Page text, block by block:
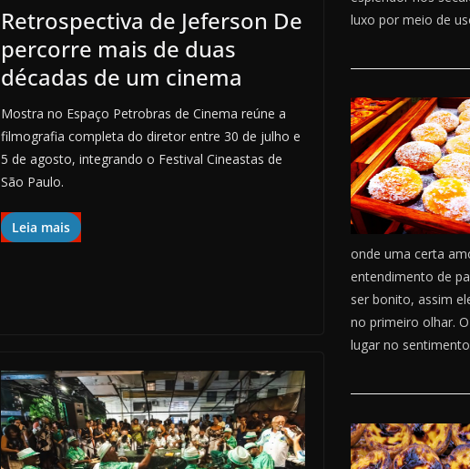
Retrospectiva de Jeferson De
percorre mais de duas
décadas de um cinema
Mostra no Espaço Petrobras de Cinema reúne a
filmografia completa do diretor entre 30 de julho e
5 de agosto, integrando o Festival Cineastas de
São Paulo.
Leia mais
luxo por meio de
onde uma certa
entendimento de
ser bonito, assim
no primeiro olhar.
lugar no